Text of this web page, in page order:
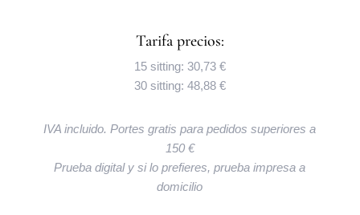
Tarifa precios:
15 sitting: 30,73 €
30 sitting: 48,88 €
IVA incluido. Portes gratis para pedidos superiores a
150 €
Prueba digital y si lo prefieres, prueba impresa a
domicilio